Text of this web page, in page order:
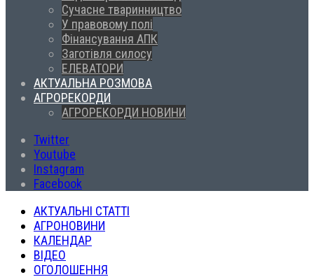
Сучасне тваринництво
У правовому полі
Фінансування АПК
Заготівля силосу
ЕЛЕВАТОРИ
АКТУАЛЬНА РОЗМОВА
АГРОРЕКОРДИ
АГРОРЕКОРДИ НОВИНИ
Twitter
Youtube
Instagram
Facebook
АКТУАЛЬНІ СТАТТІ
АГРОНОВИНИ
КАЛЕНДАР
ВІДЕО
ОГОЛОШЕННЯ